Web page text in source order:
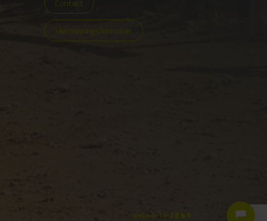
Contact
Herroepingsformulier
website by